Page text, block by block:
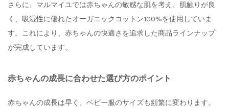
さらに、マルマイユでは赤ちゃんの敏感な肌を考え、肌触りが良
く、吸湿性に優れたオーガニックコットン100%を使用していま
す。これにより、赤ちゃんの快適さを追求した商品ラインナップ
が完成しています。
赤ちゃんの成長に合わせた選び方のポイント
赤ちゃんの成長は早く、ベビー服のサイズも頻繁に変わります。